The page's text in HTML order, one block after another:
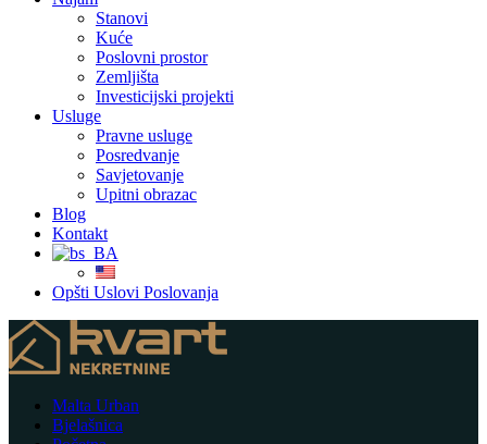
Stanovi
Kuće
Poslovni prostor
Zemljišta
Investicijski projekti
Usluge
Pravne usluge
Posredvanje
Savjetovanje
Upitni obrazac
Blog
Kontakt
Opšti Uslovi Poslovanja
Malta Urban
Bjelašnica